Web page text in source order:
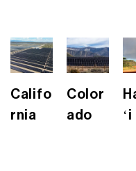
Califo
rnia
Color
ado
ʻi